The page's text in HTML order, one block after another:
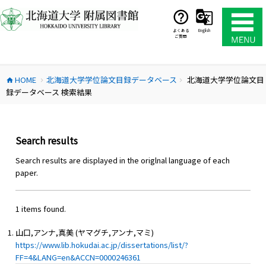
ン
テ
ス
キ
よくある
ご質問
English
home HOME chevron_right 北海道大学学位論文目録データベース chevron_right
北海道大学学位論文目
録データベース 検索結果
Search results
Search results are displayed in the origlnal language of each
paper.
1 items found.
山口,アンナ,真美 (ヤマグチ,アンナ,マミ)
https://www.lib.hokudai.ac.jp/dissertations/list/?
FF=4&LANG=en&ACCN=0000246361